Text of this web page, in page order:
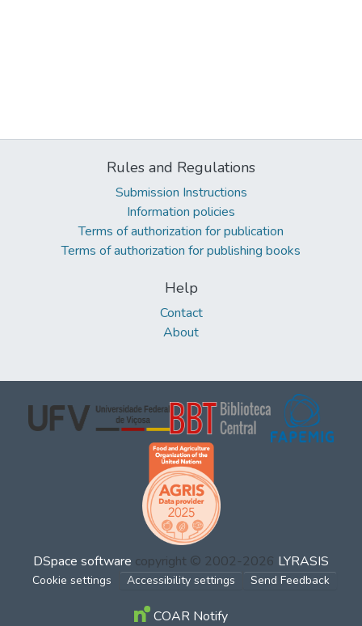
Rules and Regulations
Submission Instructions
Information policies
Terms of authorization for publication
Terms of authorization for publishing books
Help
Contact
About
DSpace software copyright © 2002-2026 LYRASIS
Cookie settings Accessibility settings Send Feedback
COAR Notify